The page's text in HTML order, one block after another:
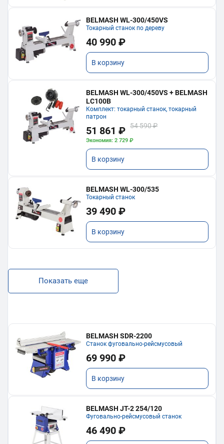
BELMASH WL-300/450VS
Токарный станок по дереву
40 990 ₽
В корзину
BELMASH WL-300/450VS + BELMASH
LC100B
Комплект: токарный станок, токарный
патрон
51 861 ₽ 54 590 ₽
Экономия: 2 729 ₽
В корзину
BELMASH WL-300/535
Токарный станок
39 490 ₽
В корзину
Показать еще
BELMASH SDR-2200
Станок фуговально-рейсмусовый
69 990 ₽
В корзину
BELMASH JT-2 254/120
Фуговально-рейсмусовый станок
46 490 ₽